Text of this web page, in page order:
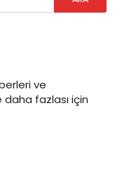
ve
fazlası için